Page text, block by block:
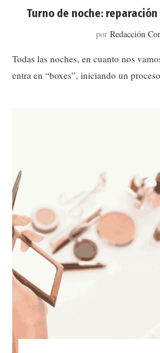
Turno de noche:
por Redacción
Todas las noches, en cuanto nos
entra en “boxes”, iniciando un